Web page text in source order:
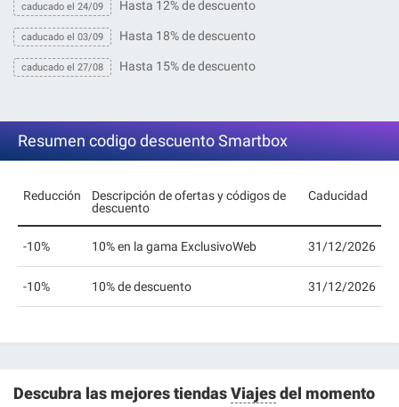
caducado el 24/09 Hasta 12% de descuento
caducado el 03/09 Hasta 18% de descuento
caducado el 27/08 Hasta 15% de descuento
Resumen codigo descuento Smartbox
Reducción
Descripción de ofertas y códigos de
descuento
Caducidad
-10% 10% en la gama ExclusivoWeb 31/12/2026
-10% 10% de descuento 31/12/2026
Descubra las mejores tiendasViajesdel momento